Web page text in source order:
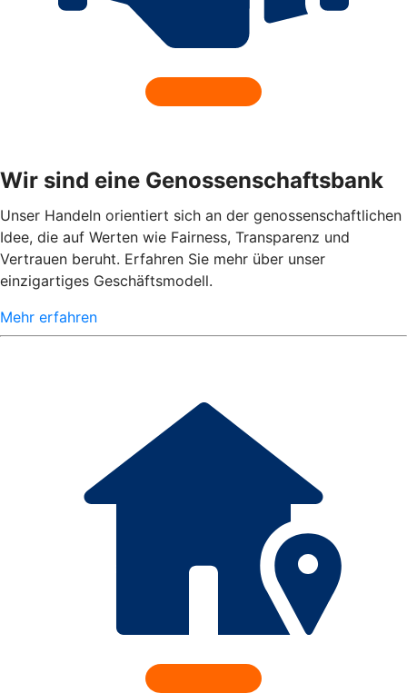
Wir sind eine Genossenschaftsbank
Unser Handeln orientiert sich an der genossenschaftlichen
Idee, die auf Werten wie Fairness, Transparenz und
Vertrauen beruht. Erfahren Sie mehr über unser
einzigartiges Geschäftsmodell.
Mehr erfahren